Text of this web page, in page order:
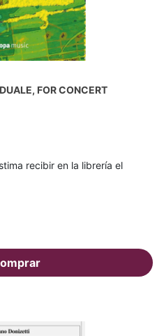
FOR CONCERT
recibir en la librería el